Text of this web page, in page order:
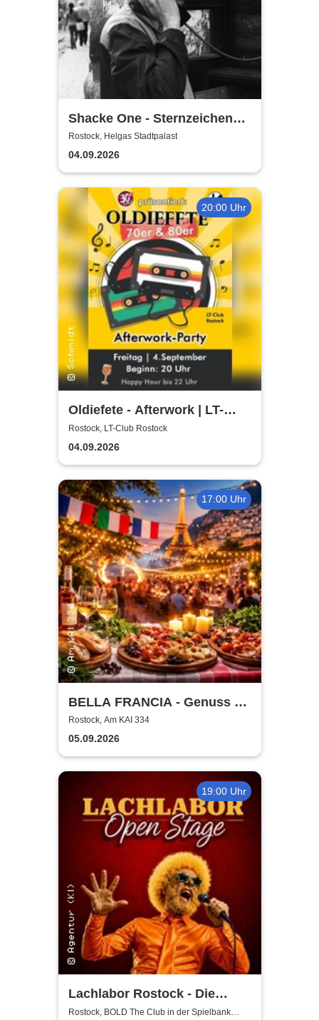
Shacke One - Sternzeichen
Boss Tour
Rostock, Helgas Stadtpalast
04.09.2026
20:00 Uhr
Oldiefete - Afterwork | LT-
Club Rostock
Rostock, LT-Club Rostock
04.09.2026
17:00 Uhr
BELLA FRANCIA - Genuss &
Kultur Rostock
Rostock, Am KAI 334
05.09.2026
19:00 Uhr
Lachlabor Rostock - Die
Comedy-Testbühne im BOLD
Rostock, BOLD The Club in der Spielbank